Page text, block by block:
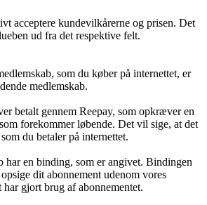
acceptere kundevilkårerne og prisen. Det
ud fra det respektive felt.
som du køber på internettet, er
medlemskab.
betalt gennem Reepay, som opkræver en
forekommer løbende. Det vil sige, at det
du betaler på internettet.
har en binding, som er angivet. Bindingen
dit abonnement udenom vores
har gjort brug af abonnementet.